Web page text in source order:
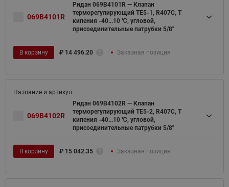
069B4101R
Ридан 069B4101R — Клапан
терморегулирующий TE5-1, R407C, T
кипения -40...10 ℃, угловой,
присоединительные патрубки 5/8"
В корзину ₽ 14 496.20 Заказная позиция
069B4102R
Ридан 069B4102R — Клапан
терморегулирующий TE5-2, R407C, T
кипения -40...10 ℃, угловой,
присоединительные патрубки 5/8"
В корзину ₽ 15 042.35 Заказная позиция